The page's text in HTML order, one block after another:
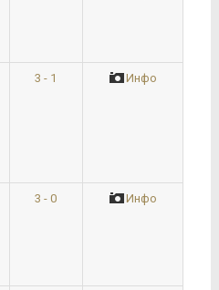
3 - 1 Инфо
3 - 0 Инфо